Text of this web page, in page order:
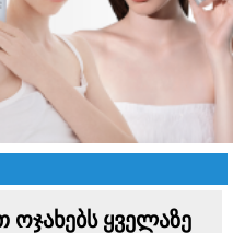
ოჯახებს ყველაზე